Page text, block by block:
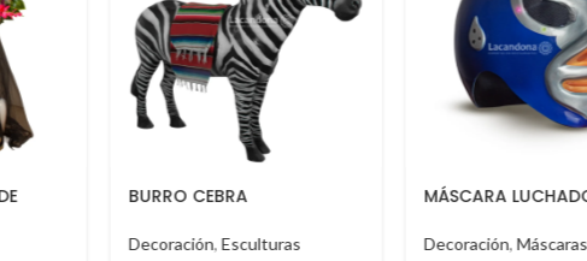
MÁSCARA LUCHADOR
Decoración,Máscaras
TABLA
Decoración,